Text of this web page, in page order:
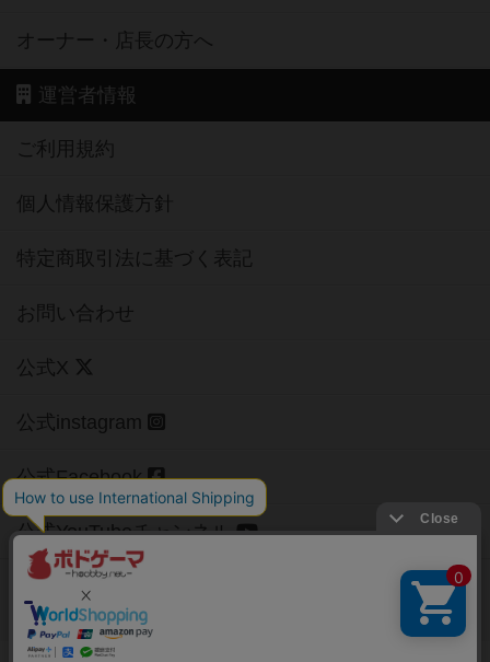
オーナー・店長の方へ
運営者情報
ご利用規約
個人情報保護方針
特定商取引法に基づく表記
お問い合わせ
公式X
公式instagram
公式Facebook
公式YouTubeチャンネル